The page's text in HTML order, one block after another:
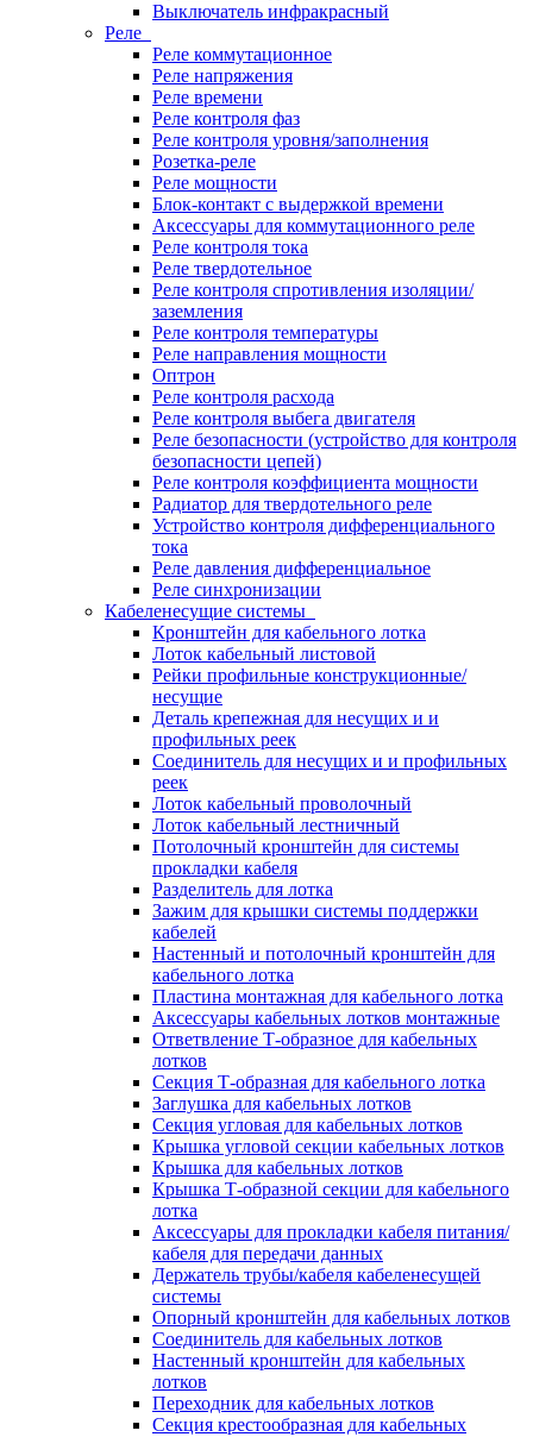
Выключатель инфракрасный
Реле
Реле коммутационное
Реле напряжения
Реле времени
Реле контроля фаз
Реле контроля уровня/заполнения
Розетка-реле
Реле мощности
Блок-контакт с выдержкой времени
Аксессуары для коммутационного реле
Реле контроля тока
Реле твердотельное
Реле контроля спротивления изоляции/
заземления
Реле контроля температуры
Реле направления мощности
Оптрон
Реле контроля расхода
Реле контроля выбега двигателя
Реле безопасности (устройство для контроля
безопасности цепей)
Реле контроля коэффициента мощности
Радиатор для твердотельного реле
Устройство контроля дифференциального
тока
Реле давления дифференциальное
Реле синхронизации
Кабеленесущие системы
Кронштейн для кабельного лотка
Лоток кабельный листовой
Рейки профильные конструкционные/
несущие
Деталь крепежная для несущих и и
профильных реек
Соединитель для несущих и и профильных
реек
Лоток кабельный проволочный
Лоток кабельный лестничный
Потолочный кронштейн для системы
прокладки кабеля
Разделитель для лотка
Зажим для крышки системы поддержки
кабелей
Настенный и потолочный кронштейн для
кабельного лотка
Пластина монтажная для кабельного лотка
Аксессуары кабельных лотков монтажные
Ответвление Т-образное для кабельных
лотков
Секция Т-образная для кабельного лотка
Заглушка для кабельных лотков
Секция угловая для кабельных лотков
Крышка угловой секции кабельных лотков
Крышка для кабельных лотков
Крышка Т-образной секции для кабельного
лотка
Аксессуары для прокладки кабеля питания/
кабеля для передачи данных
Держатель трубы/кабеля кабеленесущей
системы
Опорный кронштейн для кабельных лотков
Соединитель для кабельных лотков
Настенный кронштейн для кабельных
лотков
Переходник для кабельных лотков
Секция крестообразная для кабельных